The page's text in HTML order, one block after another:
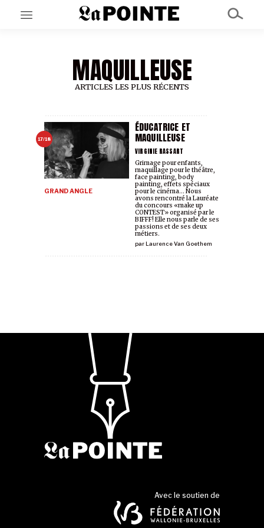
EN CE MOMENT
GRAND ANGLE
AU LARGE
À PROPOS
NOS PARTENAIRES
MAQUILLEUSE
ARTICLES LES PLUS RÉCENTS
17/18
ÉDUCATRICE ET
MAQUILLEUSE
VIRGINIE RASSART
GRAND ANGLE
parLaurence Van Goethem
Grimage pour enfants,
maquillage pour le théâtre,
face painting, body
painting, effets spéciaux
pour le cinéma... Nous
avons rencontré la Lauréate
du concours «make up
CONTEST» organisé par le
BIFFF! Elle nous parle de ses
passions et de ses deux
métiers.
Avec le soutien de